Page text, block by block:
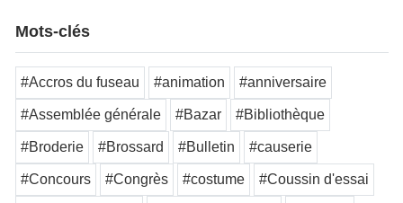
Mots-clés
#Accros du fuseau #animation #anniversaire
#Assemblée générale #Bazar #Bibliothèque
#Broderie #Brossard #Bulletin #causerie
#Concours #Congrès #costume #Coussin d'essai